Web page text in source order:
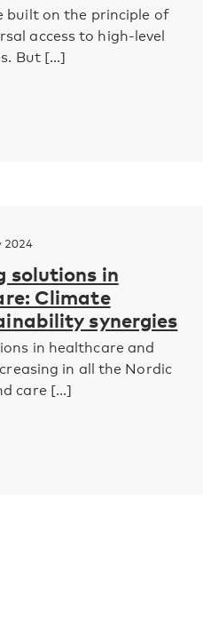
built on the principle of
access to high-level
But [...]
2024
solutions in
Climate
synergies
in healthcare and
in all the Nordic
care [...]